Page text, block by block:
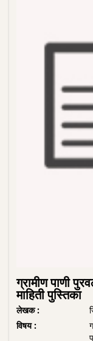
ग्रामीण पाणी
माहिती पुस्तिका
लेखक :
विषय :